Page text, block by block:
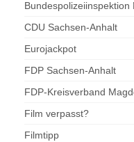
Bundespolizeiinspektion
CDU Sachsen-Anhalt
Eurojackpot
FDP Sachsen-Anhalt
FDP-Kreisverband
Film verpasst?
Filmtipp